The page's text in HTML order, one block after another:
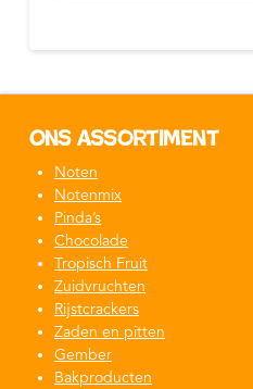
Ons assortiment
Noten
Notenmix
Pinda’s
Chocolade
Tropisch Fruit
Zuidvruchten
Rijstcrackers
Zaden en pitten
Gember
Bakproducten